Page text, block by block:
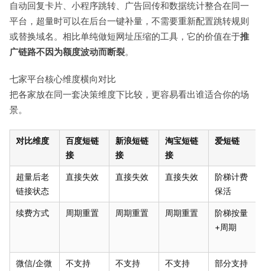
自动回复卡片、小程序跳转、广告回传和数据统计整合在同一
平台，超量时可以在后台一键补量，不需要重新配置跳转规则
或替换域名。相比单纯做短网址压缩的工具，它的价值在于推
广链路不因为额度波动而断裂。
七家平台核心维度横向对比
把各家放在同一套决策维度下比较，更容易看出谁适合你的场
景。
对比维度
百度短链
接
新浪短链
接
淘宝短链
接
爱短链
超量后老
链接状态
直接失效 直接失效 直接失效
阶梯计费
保活
续费方式 周期重置 周期重置 周期重置
阶梯按量
+周期
微信/企微
不支持 不支持 不支持 部分支持